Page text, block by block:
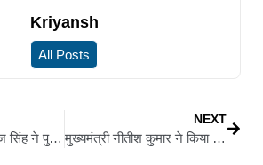
Kriyansh
All Posts
केन्द्रीय मंत्री गिरिराज सिंह ने पुनौराधाम मन्दिर में की पूजा-अर्चना, 8 अगस्त को सीता मन्दिर निर्माण की होगी आधारशिला
NEXT
मुख्यमंत्री नीतीश कुमार ने किया देशरत्न डॉ. राजेन्द्र प्रसाद बिहार गौरव उद्यान का शिलान्यास, 14.98 करोड़ की लागत से बनेगा वेस्ट टू वंडर थीम पार्क